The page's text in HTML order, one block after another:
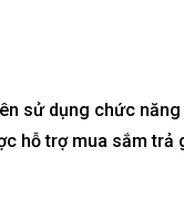
sử dụng chức
hỗ trợ mua sắm trả